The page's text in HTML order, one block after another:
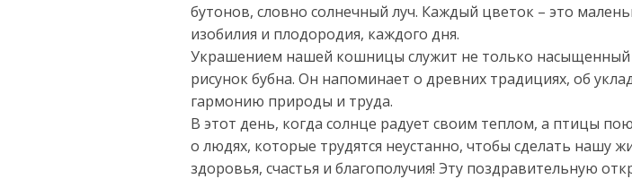
бутонов, словно солнечный луч. Каждый цветок – это
изобилия и плодородия, каждого дня.
Украшением нашей кошницы служит не только
рисунок бубна. Он напоминает о древних традициях, об
гармонию природы и труда.
В этот день, когда солнце радует своим теплом, а птицы
о людях, которые трудятся неустанно, чтобы сделать нашу
здоровья, счастья и благополучия! Эту поздравительную